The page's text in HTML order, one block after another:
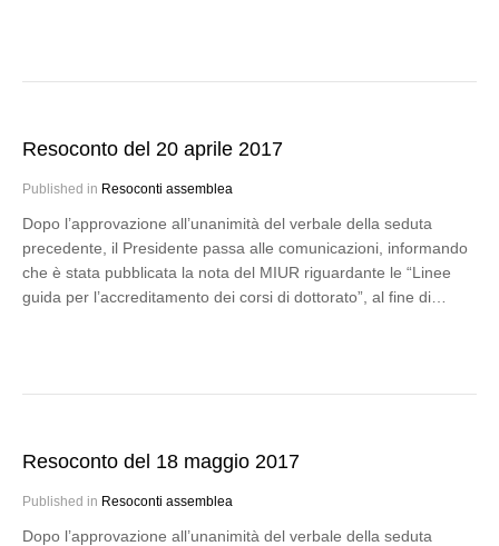
Resoconto del 20 aprile 2017
Published in Resoconti assemblea
Dopo l’approvazione all’unanimità del verbale della seduta
precedente, il Presidente passa alle comunicazioni, informando
che è stata pubblicata la nota del MIUR riguardante le “Linee
guida per l’accreditamento dei corsi di dottorato”, al fine di…
Resoconto del 18 maggio 2017
Published in Resoconti assemblea
Dopo l’approvazione all’unanimità del verbale della seduta